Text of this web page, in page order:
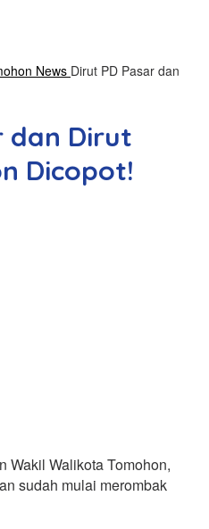
News Dirut PD Pasar dan
dan Dirut
Dicopot!
Wakil Walikota Tomohon,
sudah mulai merombak